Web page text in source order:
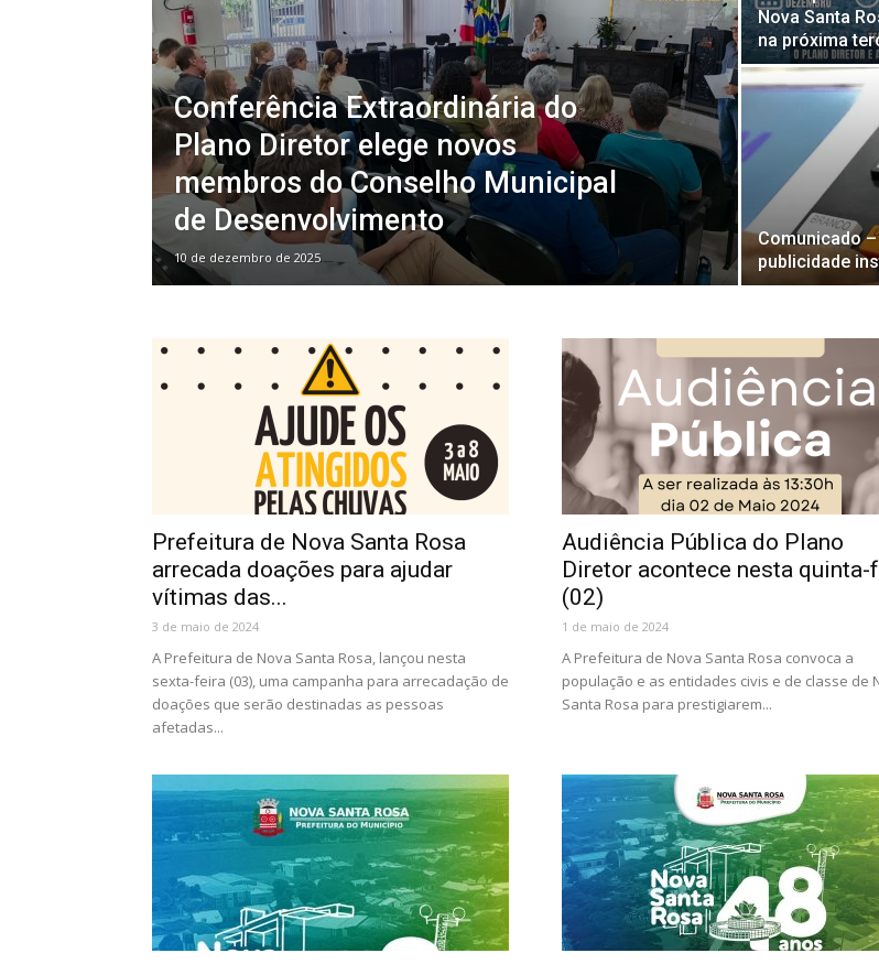
Conferência Extraordinária do
Plano Diretor elege novos
membros do Conselho Municipal
de Desenvolvimento
10 de dezembro de 2025
Nova Santa
na próxima
Comunicado
publicidade
Prefeitura de Nova Santa Rosa
arrecada doações para ajudar
vítimas das...
3 de maio de 2024
A Prefeitura de Nova Santa Rosa, lançou nesta
sexta-feira (03), uma campanha para arrecadação de
doações que serão destinadas as pessoas
afetadas...
Audiência Pública do Plano
Diretor acontece nesta quinta-
(02)
1 de maio de 2024
A Prefeitura de Nova Santa Rosa convoca a
população e as entidades civis e de classe de
Santa Rosa para prestigiarem...